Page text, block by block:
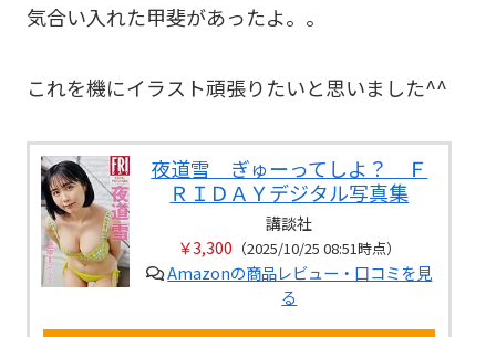
気合い入れた甲斐があったよ。。
これを機にイラスト頑張りたいと思いました^^
夜道雪 ぎゅーってしよ？ Ｆ
ＲＩＤＡＹデジタル写真集
講談社
￥3,300 （2025/10/25 08:51時点）
Amazonの商品レビュー・口コミを見
る